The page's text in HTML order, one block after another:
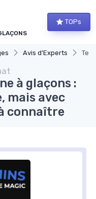
TOPs
Avis d'Experts
à glaçons :
mais avec
connaître